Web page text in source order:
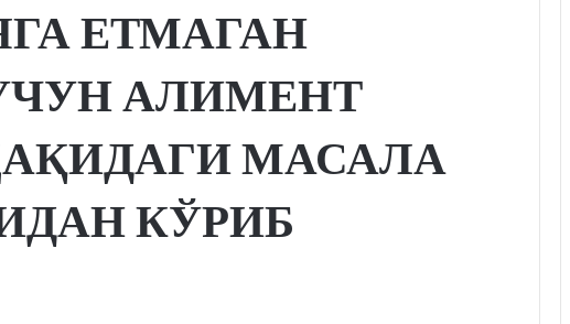
ЕТМАГАН
АЛИМЕНТ
МАСАЛА
КЎРИБ